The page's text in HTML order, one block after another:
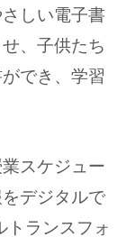
しい電子書
、子供たち
でき、学習
スケジュー
デジタルで
トランスフォ